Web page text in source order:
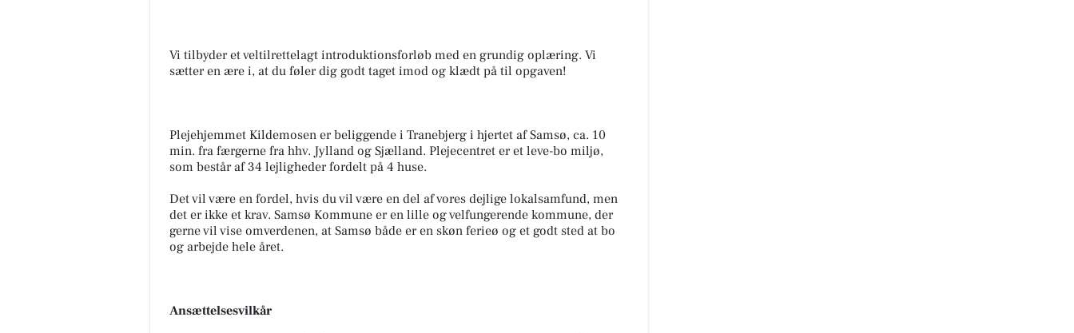
Vi tilbyder et veltilrettelagt introduktionsforløb med en grundig oplæring. Vi
sætter en ære i, at du føler dig godt taget imod og klædt på til opgaven!
Plejehjemmet Kildemosen er beliggende i Tranebjerg i hjertet af Samsø, ca. 10
min. fra færgerne fra hhv. Jylland og Sjælland. Plejecentret er et leve-bo miljø,
som består af 34 lejligheder fordelt på 4 huse.
Det vil være en fordel, hvis du vil være en del af vores dejlige lokalsamfund, men
det er ikke et krav. Samsø Kommune er en lille og velfungerende kommune, der
gerne vil vise omverdenen, at Samsø både er en skøn ferieø og et godt sted at bo
og arbejde hele året.
Ansættelsesvilkår